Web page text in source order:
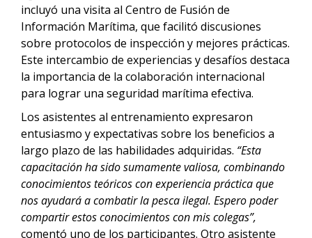
incluyó una visita al Centro de Fusión de
Información Marítima, que facilitó discusiones
sobre protocolos de inspección y mejores prácticas.
Este intercambio de experiencias y desafíos destaca
la importancia de la colaboración internacional
para lograr una seguridad marítima efectiva.
Los asistentes al entrenamiento expresaron
entusiasmo y expectativas sobre los beneficios a
largo plazo de las habilidades adquiridas. “Esta
capacitación ha sido sumamente valiosa, combinando
conocimientos teóricos con experiencia práctica que
nos ayudará a combatir la pesca ilegal. Espero poder
compartir estos conocimientos con mis colegas”,
comentó uno de los participantes. Otro asistente